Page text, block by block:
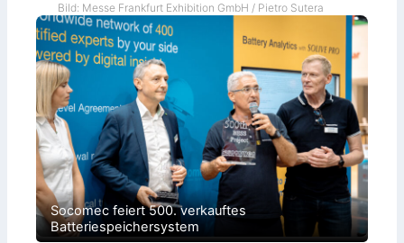
Bild: Messe Frankfurt Exhibition GmbH / Pietro Sutera
Socomec feiert 500. verkauftes
Batteriespeichersystem